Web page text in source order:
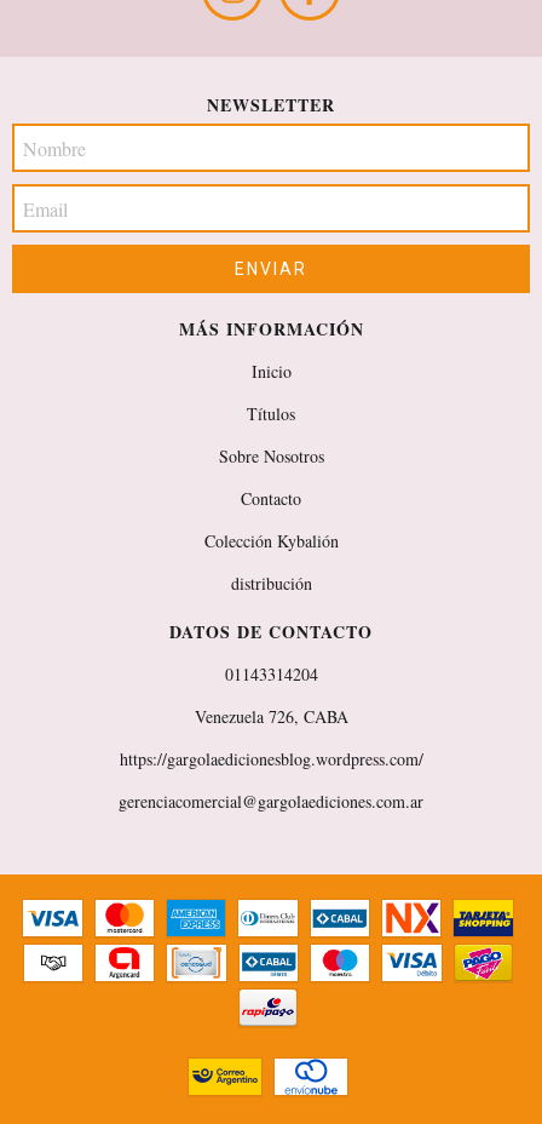
NEWSLETTER
MÁS INFORMACIÓN
Inicio
Títulos
Sobre Nosotros
Contacto
Colección Kybalión
distribución
DATOS DE CONTACTO
01143314204
Venezuela 726, CABA
https://gargolaedicionesblog.wordpress.com/
gerenciacomercial@gargolaediciones.com.ar